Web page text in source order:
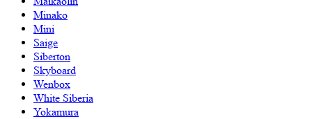
Minako
Mini
Saige
Siberton
Skyboard
Wenbox
White Siberia
Yokamura